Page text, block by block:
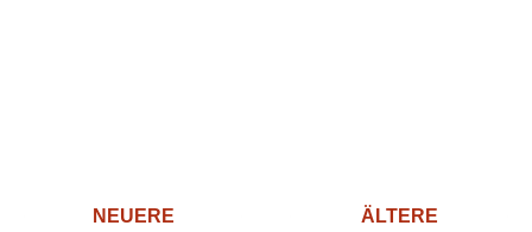
NEUERE
ÄLTERE